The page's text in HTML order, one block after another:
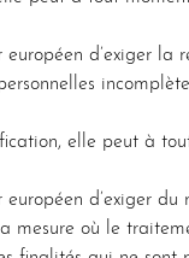
d’exiger
elle peut à
d’exiger
mesure où le